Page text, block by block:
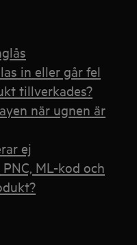
in eller går fel
tillverkades?
när ugnen är
ej
ML-kod och